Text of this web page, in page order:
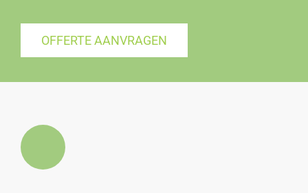
OFFERTE AANVRAGEN